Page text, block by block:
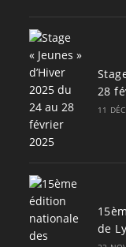
28
11
de